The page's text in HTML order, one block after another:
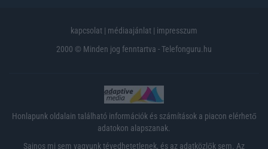
kapcsolat | médiaajánlat | impresszum
2000 © Minden jog fenntartva - Telefonguru.hu
Honlapunk oldalain található információk és számítások a piacon elérhető
adatokon alapszanak.
Sajnos mi sem vagyunk tévedhetetlenek, és az adatközlők sem. Az